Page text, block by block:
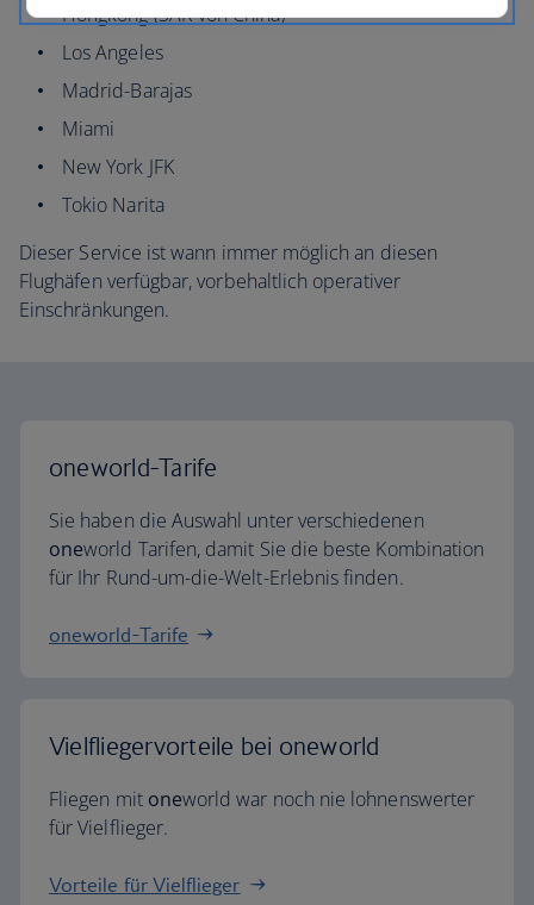
Hongkong (SAR von China)
Los Angeles
Madrid-Barajas
Miami
New York JFK
Tokio Narita
Dieser Service ist wann immer möglich an diesen
Flughäfen verfügbar, vorbehaltlich operativer
Einschränkungen.
oneworld-Tarife
Sie haben die Auswahl unter verschiedenen
oneworld Tarifen, damit Sie die beste Kombination
für Ihr Rund-um-die-Welt-Erlebnis finden.
oneworld-Tarife
Vielfliegervorteile bei oneworld
Fliegen mit oneworld war noch nie lohnenswerter
für Vielflieger.
Vorteile für Vielflieger